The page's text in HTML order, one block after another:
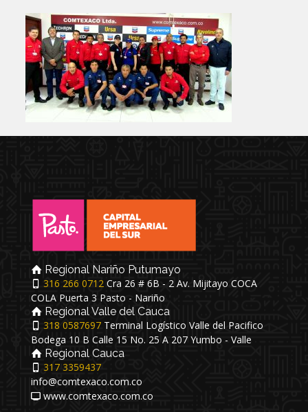
Regional Nariño Putumayo
316 266 0712 Cra 26 # 6B - 2 Av. Mijitayo COCA
COLA Puerta 3 Pasto - Nariño
Regional Valle del Cauca
318 0587697 Terminal Logístico Valle del Pacifico
Bodega 10 B Calle 15 No. 25 A 207 Yumbo - Valle
Regional Cauca
317 3359437
info@comtexaco.com.co
www.comtexaco.com.co